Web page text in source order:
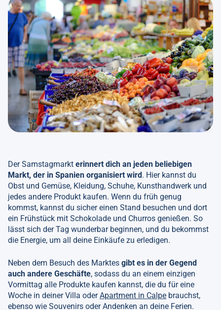
Der Samstagmarkt erinnert dich an jeden beliebigen
Markt, der in Spanien organisiert wird . Hier kannst du
Obst und Gemüse, Kleidung, Schuhe, Kunsthandwerk und
jedes andere Produkt kaufen. Wenn du früh genug
kommst, kannst du sicher einen Stand besuchen und dort
ein Frühstück mit Schokolade und Churros genießen. So
lässt sich der Tag wunderbar beginnen, und du bekommst
die Energie, um all deine Einkäufe zu erledigen.
Neben dem Besuch des Marktes gibt es in der Gegend
auch andere Geschäfte, sodass du an einem einzigen
Vormittag alle Produkte kaufen kannst, die du für eine
Woche in deiner Villa oderApartment in Calpe brauchst,
ebenso wie Souvenirs oder Andenken an deine Ferien.